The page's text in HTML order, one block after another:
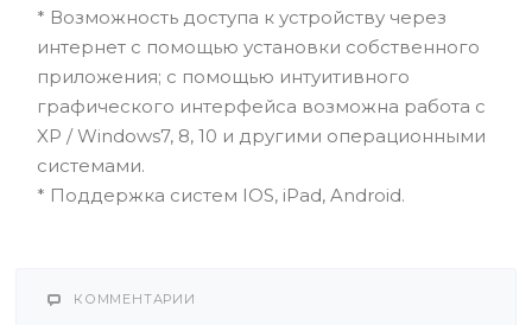
* Возможность доступа к устройству через
интернет с помощью установки собственного
приложения; с помощью интуитивного
графического интерфейса возможна работа с
XP / Windows7, 8, 10 и другими операционными
системами.
* Поддержка систем IOS, iPad, Android.
КОММЕНТАРИИ